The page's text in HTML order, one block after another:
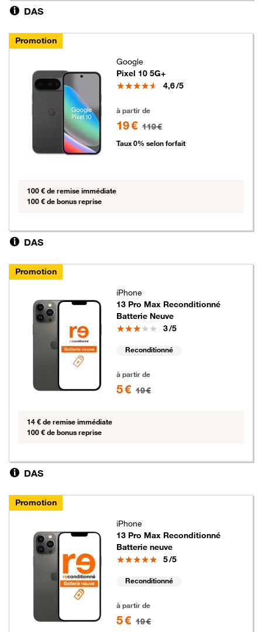
DAS
Promotion
Google
Pixel 10 5G+
Note
4,6/5
à partir de
19 € 119 €
Taux 0% selon forfait
100 € de remise immédiate
100 € de bonus reprise
DAS
Promotion
iPhone
13 Pro Max Reconditionné
Batterie Neuve
Note
3/5
Reconditionné
à partir de
5 € 19 €
14 € de remise immédiate
100 € de bonus reprise
DAS
Promotion
iPhone
13 Pro Max Reconditionné
Batterie neuve
Note
5/5
Reconditionné
à partir de
5 € 19 €